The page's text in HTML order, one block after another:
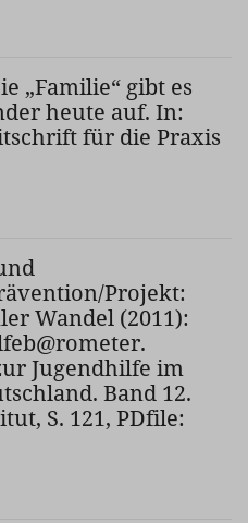
„Familie“ gibt es
heute auf. In:
für die Praxis
Projekt:
Wandel (2011):
Jugendhilfe im
Band 12.
S. 121, PDfile: